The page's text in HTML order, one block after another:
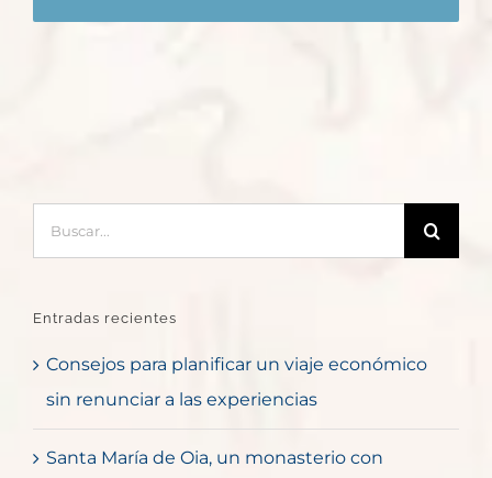
Entradas recientes
Consejos para planificar un viaje económico
sin renunciar a las experiencias
Santa María de Oia, un monasterio con